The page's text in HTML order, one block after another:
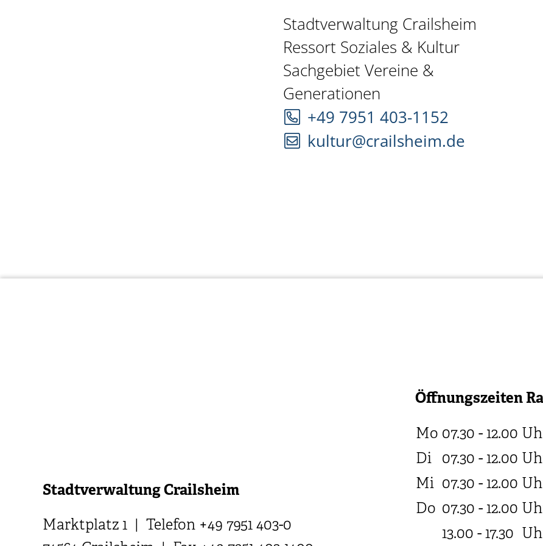
Stadtverwaltung Crailsheim
Ressort Soziales & Kultur
Sachgebiet Vereine &
Generationen
+49 7951 403-1152
kultur@crailsheim.de
Stadtverwaltung Crailsheim
Marktplatz 1 | Telefon +49 7951 403-0
Öffnungszeiten
Mo 07.30 - 12.00
Di 07.30 - 12.00
Mi 07.30 - 12.00
Do 07.30 - 12.00
13.00 - 17.30